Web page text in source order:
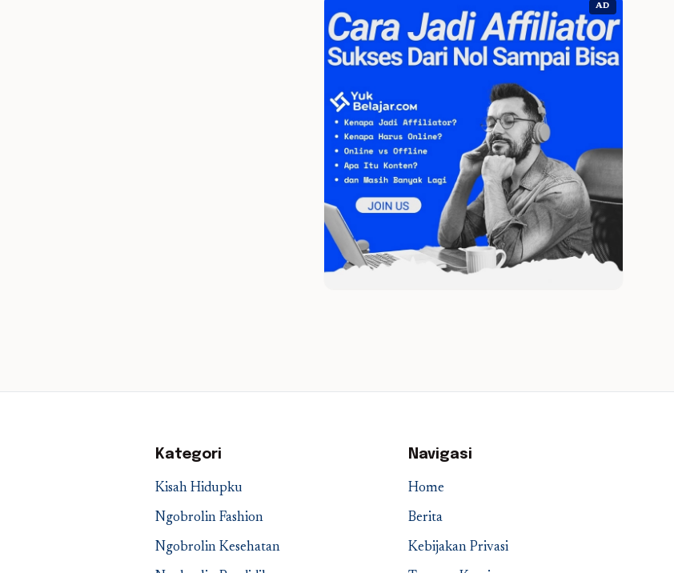
AD
Kategori
Kisah Hidupku
Ngobrolin Fashion
Ngobrolin Kesehatan
Navigasi
Home
Berita
Kebijakan Privasi